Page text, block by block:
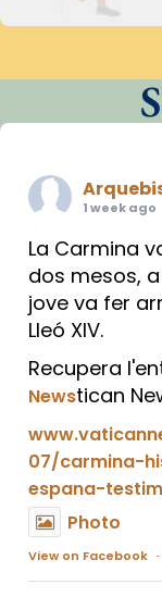
1 week ago
La Carmina
dos mesos,
jove va fer
Lleó XIV.
Recupera
Newstican
07/carmina-
espana-
Photo
View on Facebook ·